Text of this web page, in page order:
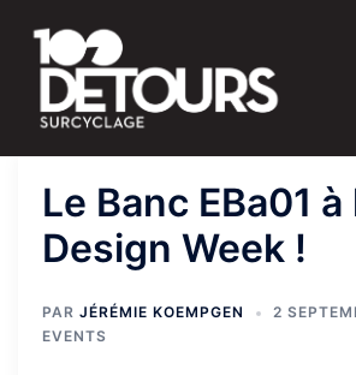
contenu
Le Banc EBa01
Design Week !
PAR JÉRÉMIE KOEMPGEN
2
EVENTS